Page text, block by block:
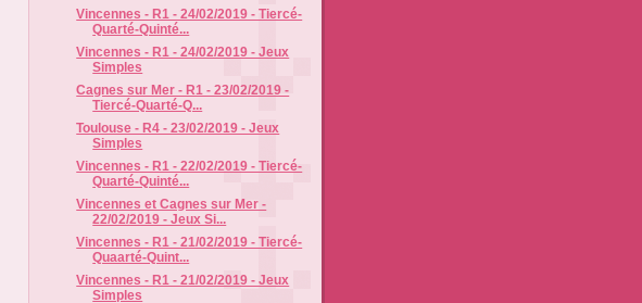
Vincennes - R1 - 24/02/2019 - Tiercé-
Quarté-Quinté...
Vincennes - R1 - 24/02/2019 - Jeux
Simples
Cagnes sur Mer - R1 - 23/02/2019 -
Tiercé-Quarté-Q...
Toulouse - R4 - 23/02/2019 - Jeux
Simples
Vincennes - R1 - 22/02/2019 - Tiercé-
Quarté-Quinté...
Vincennes et Cagnes sur Mer -
22/02/2019 - Jeux Si...
Vincennes - R1 - 21/02/2019 - Tiercé-
Quaarté-Quint...
Vincennes - R1 - 21/02/2019 - Jeux
Simples